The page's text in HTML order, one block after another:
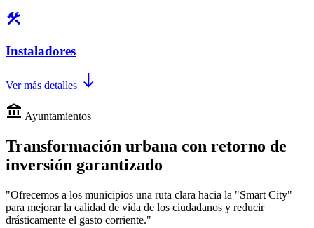
construction
Instaladores
Ver más detalles south
account_balance Ayuntamientos
Transformación urbana con retorno de
inversión garantizado
"Ofrecemos a los municipios una ruta clara hacia la "Smart City"
para mejorar la calidad de vida de los ciudadanos y reducir
drásticamente el gasto corriente."